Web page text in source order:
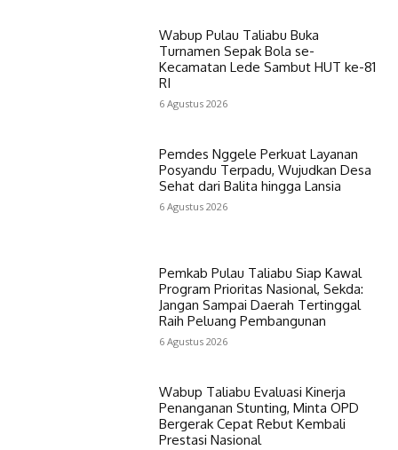
Wabup Pulau Taliabu Buka
Turnamen Sepak Bola se-
Kecamatan Lede Sambut HUT ke-81
RI
6 Agustus 2026
Pemdes Nggele Perkuat Layanan
Posyandu Terpadu, Wujudkan Desa
Sehat dari Balita hingga Lansia
6 Agustus 2026
Pemkab Pulau Taliabu Siap Kawal
Program Prioritas Nasional, Sekda:
Jangan Sampai Daerah Tertinggal
Raih Peluang Pembangunan
6 Agustus 2026
Wabup Taliabu Evaluasi Kinerja
Penanganan Stunting, Minta OPD
Bergerak Cepat Rebut Kembali
Prestasi Nasional